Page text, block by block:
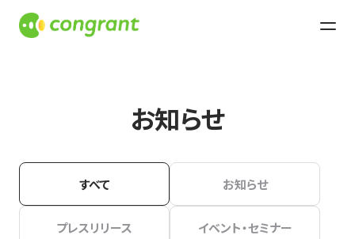
お知らせ
すべて お知らせ
プレスリリース イベント・セミナー